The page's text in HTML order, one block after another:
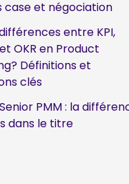
case et négociation
entre KPI,
OKR en Product
Définitions et
clés
PMM : la
dans le titre